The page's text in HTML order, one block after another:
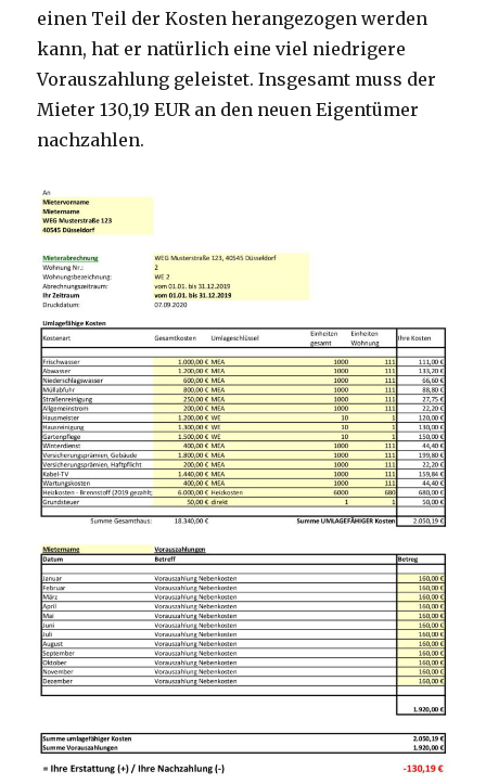
einen Teil der Kosten herangezogen werden
kann, hat er natürlich eine viel niedrigere
Vorauszahlung geleistet. Insgesamt muss der
Mieter 130,19 EUR an den neuen Eigentümer
nachzahlen.